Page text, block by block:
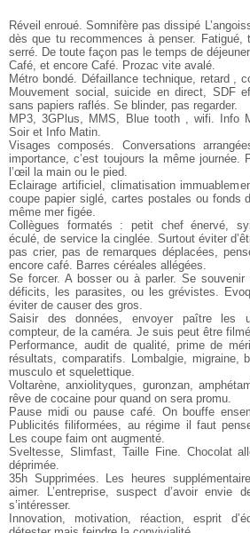
Réveil enroué. Somnifère pas dissipé
dès que tu recommences à penser. Fatigué,
serré. De toute façon pas le temps de déjeuner.
Café, et encore Café. Prozac vite avalé.
Métro bondé. Défaillance technique, retard ,
Mouvement social, suicide en direct, SDF
sans papiers raflés. Se blinder, pas regarder.
MP3, 3GPlus, MMS, Blue tooth , wifi. Info
Soir et Info Matin.
Visages composés. Conversations
importance, c’est toujours la même journée.
l’œil la main ou le pied.
Eclairage artificiel, climatisation
coupe papier siglé, cartes postales ou fonds
même mer figée.
Collègues formatés : petit chef énervé,
éculé, de service la cinglée. Surtout éviter
pas crier, pas de remarques déplacées,
encore café. Barres céréales allégées.
Se forcer. A bosser ou à parler. Se
déficits, les parasites, ou les grévistes.
éviter de causer des gros.
Saisir des données, envoyer paître les
compteur, de la caméra. Je suis peut être
Performance, audit de qualité, prime de
résultats, comparatifs. Lombalgie, migraine,
musculo et squelettique.
Voltarène, anxiolityques, guronzan,
rêve de cocaine pour quand on sera promu.
Pause midi ou pause café. On bouffe
Publicités filiformées, au régime il faut
Les coupe faim ont augmenté.
Sveltesse, Slimfast, Taille Fine. Chocolat
déprimée.
35h Supprimées. Les heures
aimer. L’entreprise, suspect d’avoir envie
s’intéresser.
Innovation, motivation, réaction, esprit